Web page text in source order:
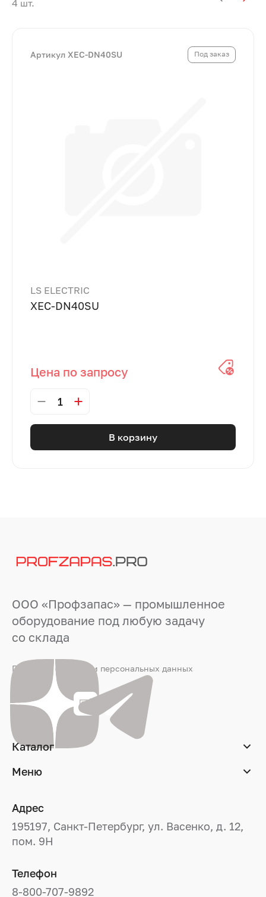
4 шт.
Артикул XEC-DN40SU Под заказ
LS ELECTRIC
XEC-DN40SU
Цена по запросу
1
В корзину
ООО «Профзапас» — промышленное
оборудование под любую задачу
со склада
Политика обработки персональных данных
Каталог
Меню
Адрес
195197, Санкт-Петербург, ул. Васенко, д. 12,
пом. 9Н
Телефон
8-800-707-9892